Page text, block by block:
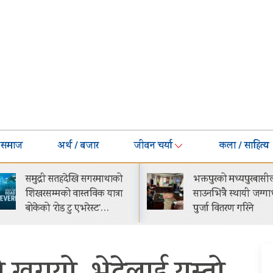
समाज अर्थ / बजार जीवन चर्या कला / साहित्य
भक्तपुरको मध्यपुरबासीलाई
साउनभित्रै स्थायी जग्गाधनी
पुर्जा वितरण गरिने
गीति एल्बम ‘जागृति’
काठमाडौंमा आयोजित
समारोहबीच लोकार्पण